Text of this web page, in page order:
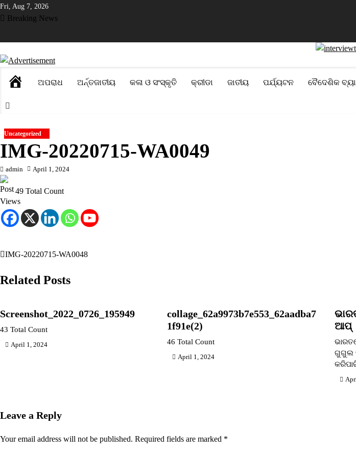
Skip
to
Fri, Aug 7, 2026
Breaking News
ନୂଆଁଖାଇ ଲଗ୍ନ ଧାର୍ଯ୍ୟ ଡିଜିଟାଲ ପେମେଣ୍ଟ ଉପରେ ଶୁଳ୍କ ଲାଗୁ କରିବାକୁ ସରକାରଙ୍କୁ ମିଳିଲା କ୍ଷମତା
HOMEଅପରାଧ ଅର୍ନ୍ତଜାତୀୟ କଳା ଓ ସଂସ୍କୃତି କ୍ରୀଡା ଜାତୀୟ ପର୍ଯ୍ୟଟନ ବୈଦେଶିକ
Uncategorized
IMG-20220715-WA0049
admin April 1, 2024
49 Total Count
Post
navigation
IMG-20220715-WA0048
Related Posts
Screenshot_2022_0726_195949
43 Total Count
April 1, 2024
collage_62a9973b7e553_62aadba7
1f91e(2)
46 Total Count
April 1, 2024
ଆପ୍
ଗୁଗୁଲ
Leave a Reply
Your email address will not be published. Required fields are marked *